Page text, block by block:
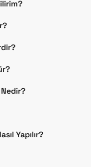
Nedir?
Yapılır?